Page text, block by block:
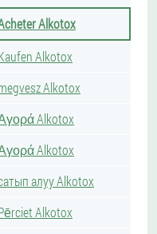
Alkotox
Alkotox
Alkotox
Alkotox
Alkotox
алуу Alkotox
Alkotox